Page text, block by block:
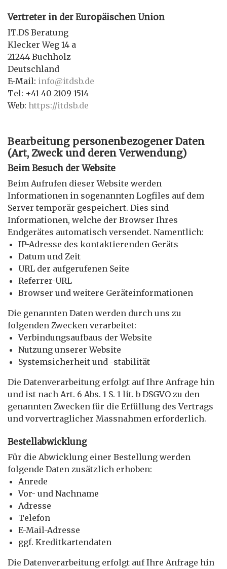
Vertreter in der Europäischen Union
IT.DS Beratung
Klecker Weg 14 a
21244 Buchholz
Deutschland
E-Mail: info@itdsb.de
Tel: +41 40 2109 1514
Web: https://itdsb.de
Bearbeitung personenbezogener Daten
(Art, Zweck und deren Verwendung)
Beim Besuch der Website
Beim Aufrufen dieser Website werden
Informationen in sogenannten Logfiles auf dem
Server temporär gespeichert. Dies sind
Informationen, welche der Browser Ihres
Endgerätes automatisch versendet. Namentlich:
IP-Adresse des kontaktierenden Geräts
Datum und Zeit
URL der aufgerufenen Seite
Referrer-URL
Browser und weitere Geräteinformationen
Die genannten Daten werden durch uns zu
folgenden Zwecken verarbeitet:
Verbindungsaufbaus der Website
Nutzung unserer Website
Systemsicherheit und -stabilität
Die Datenverarbeitung erfolgt auf Ihre Anfrage hin
und ist nach Art. 6 Abs. 1 S. 1 lit. b DSGVO zu den
genannten Zwecken für die Erfüllung des Vertrags
und vorvertraglicher Massnahmen erforderlich.
Bestellabwicklung
Für die Abwicklung einer Bestellung werden
folgende Daten zusätzlich erhoben:
Anrede
Vor- und Nachname
Adresse
Telefon
E-Mail-Adresse
ggf. Kreditkartendaten
Die Datenverarbeitung erfolgt auf Ihre Anfrage hin